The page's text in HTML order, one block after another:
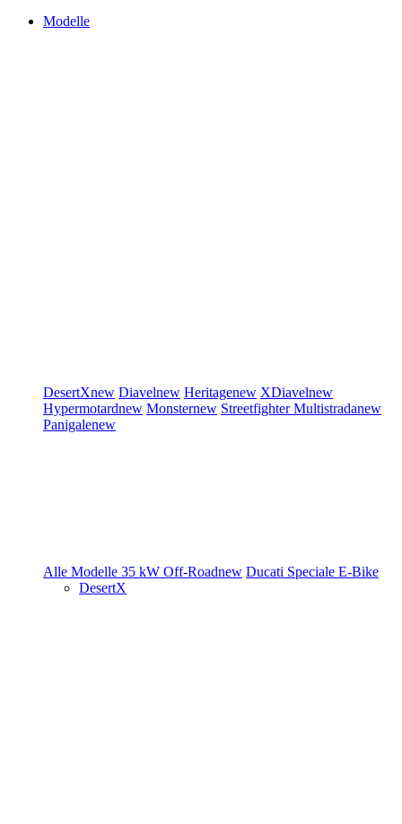
Modelle
DesertXnew Diavelnew Heritagenew XDiavelnew
Hypermotardnew Monsternew StreetfighterMultistradanew
Panigalenew
Alle Modelle 35 kW Off-Roadnew Ducati Speciale E-Bike
DesertX